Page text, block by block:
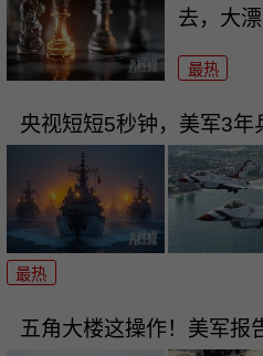
去，大
最热
央视短短5秒钟，美军3年
最热
五角大楼这操作！美军报